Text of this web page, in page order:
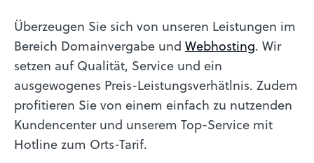
Überzeugen Sie sich von unseren Leistungen im
Bereich Domainvergabe und Webhosting. Wir
setzen auf Qualität, Service und ein
ausgewogenes Preis-Leistungsverhätlnis. Zudem
profitieren Sie von einem einfach zu nutzenden
Kundencenter und unserem Top-Service mit
Hotline zum Orts-Tarif.